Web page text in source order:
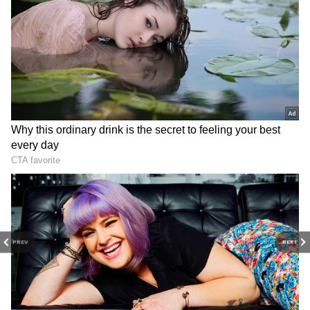
PREV NEXT
బంగ్లాదేశ్ లో ఇలాంటి పరిస్థితికి అక్కడ అరాచక శక్తులను
బయట నుంచి పెంచి పోషిస్తున్న దేశాలే కారణం కావడంతో..
RECOMMENDED STORIES